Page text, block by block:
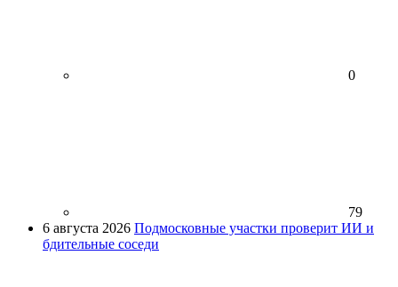
0
79
6 августа 2026 Подмосковные участки проверит ИИ и
бдительные соседи